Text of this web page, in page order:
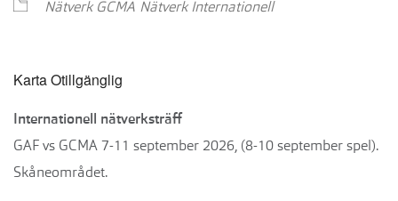
Nätverk GCMA Nätverk Internationell
Karta Otillgänglig
Internationell nätverksträff
GAF vs GCMA 7-11 september 2026, (8-10 september spel).
Skåneområdet.